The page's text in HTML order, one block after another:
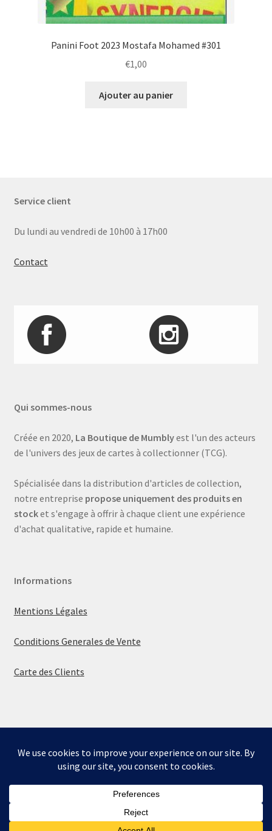
Bienvenue sur la boutique de Mumbly - Cartes de
Panini Foot 2023 Mostafa Mohamed #301
€1,00
Ajouter au panier
Service client
Du lundi au vendredi de 10h00 à 17h00
Contact
Qui sommes-nous
Créée en 2020, La Boutique de Mumblyest l'un des acteurs
de l'univers des jeux de cartes à collectionner (TCG).
Spécialisée dans la distribution d'articles de collection,
notre entreprise propose uniquement des produits en
stocket s'engage à offrir à chaque client une expérience
d'achat qualitative, rapide et humaine.
Informations
Mentions Légales
Conditions Generales de Vente
Carte des Clients
© La boutique de Mumbly 2026
Built with WooCommerce.